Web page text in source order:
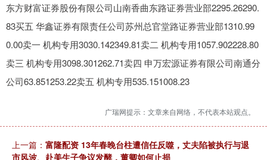
东方财富证券股份有限公司山南香曲东路证券营业部2295.26290.
83买五 华鑫证券有限责任公司苏州总官堂路证券营业部1310.99
0.00卖一 机构专用3030.142349.81卖二 机构专用1057.902228.80
卖三 机构专用3098.301262.71卖四 申万宏源证券有限公司南通分
公司63.851253.22卖五 机构专用535.151008.23
广瑞网提示：文章来自网络，不代表本站观点。
上一篇： 富隆配资 13年春晚台柱遭信任反噬，丈夫陷被执行与退
市风波、赴美生子争议发酵，董卿如何止损